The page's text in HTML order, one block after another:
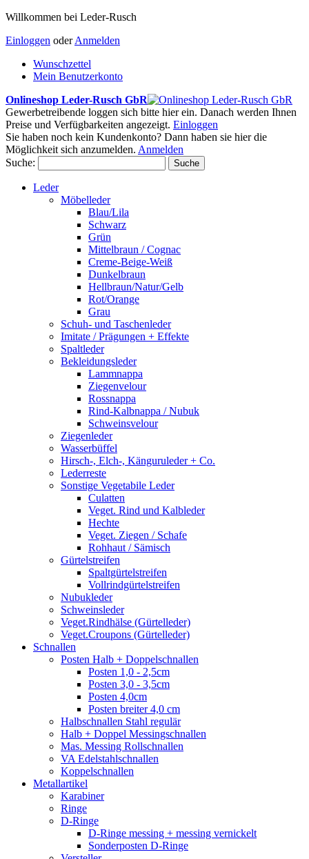
Willkommen bei Leder-Rusch
Einloggen oder Anmelden
Wunschzettel
Mein Benutzerkonto
Onlineshop Leder-Rusch GbR
Gewerbetreibende loggen sich bitte hier ein. Danach werden Ihnen
Preise und Verfügbarkeiten angezeigt. Einloggen
Sie haben noch kein Kundenkonto? Dann haben sie hier die
Möglichkeit sich anzumelden. Anmelden
Suche:
Suche
Leder
Möbelleder
Blau/Lila
Schwarz
Grün
Mittelbraun / Cognac
Creme-Beige-Weiß
Dunkelbraun
Hellbraun/Natur/Gelb
Rot/Orange
Grau
Schuh- und Taschenleder
Imitate / Prägungen + Effekte
Spaltleder
Bekleidungsleder
Lammnappa
Ziegenvelour
Rossnappa
Rind-Kalbnappa / Nubuk
Schweinsvelour
Ziegenleder
Wasserbüffel
Hirsch-, Elch-, Känguruleder + Co.
Lederreste
Sonstige Vegetabile Leder
Culatten
Veget. Rind und Kalbleder
Hechte
Veget. Ziegen / Schafe
Rohhaut / Sämisch
Gürtelstreifen
Spaltgürtelstreifen
Vollrindgürtelstreifen
Nubukleder
Schweinsleder
Veget.Rindhälse (Gürtelleder)
Veget.Croupons (Gürtelleder)
Schnallen
Posten Halb + Doppelschnallen
Posten 1,0 - 2,5cm
Posten 3,0 - 3,5cm
Posten 4,0cm
Posten breiter 4,0 cm
Halbschnallen Stahl regulär
Halb + Doppel Messingschnallen
Mas. Messing Rollschnallen
VA Edelstahlschnallen
Koppelschnallen
Metallartikel
Karabiner
Ringe
D-Ringe
D-Ringe messing + messing vernickelt
Sonderposten D-Ringe